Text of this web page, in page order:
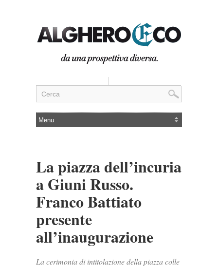
La piazza dell’incuria
a Giuni Russo.
Franco Battiato
presente
all’inaugurazione
La cerimonia di intitolazione della piazza colle